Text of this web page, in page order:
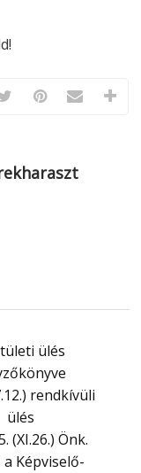
ülés
rendkívüli
ülés
(XI.26.) Önk.
a Képviselő-